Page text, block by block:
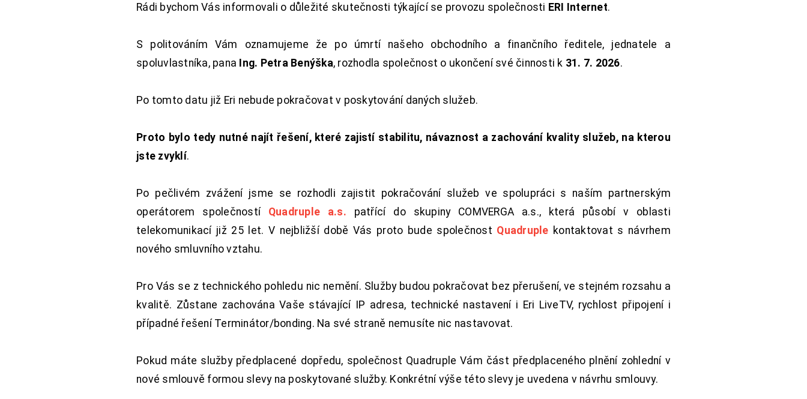
Rádi bychom Vás informovali o důležité skutečnosti týkající se provozu společnosti ERI Internet.
S politováním Vám oznamujeme že po úmrtí našeho obchodního a finančního ředitele, jednatele a
spoluvlastníka, pana Ing. Petra Benýška, rozhodla společnost o ukončení své činnosti k 31. 7. 2026.
Po tomto datu již Eri nebude pokračovat v poskytování daných služeb.
Proto bylo tedy nutné najít řešení, které zajistí stabilitu, návaznost a zachování kvality služeb, na kterou
jste zvyklí.
Po pečlivém zvážení jsme se rozhodli zajistit pokračování služeb ve spolupráci s naším partnerským
operátorem společností Quadruple a.s. patřící do skupiny COMVERGA a.s., která působí v oblasti
telekomunikací již 25 let. V nejbližší době Vás proto bude společnost Quadruple kontaktovat s návrhem
nového smluvního vztahu.
Pro Vás se z technického pohledu nic nemění. Služby budou pokračovat bez přerušení, ve stejném rozsahu a
kvalitě. Zůstane zachována Vaše stávající IP adresa, technické nastavení i Eri LiveTV, rychlost připojení i
případné řešení Terminátor/bonding. Na své straně nemusíte nic nastavovat.
Pokud máte služby předplacené dopředu, společnost Quadruple Vám část předplaceného plnění zohlední v
nové smlouvě formou slevy na poskytované služby. Konkrétní výše této slevy je uvedena v návrhu smlouvy.